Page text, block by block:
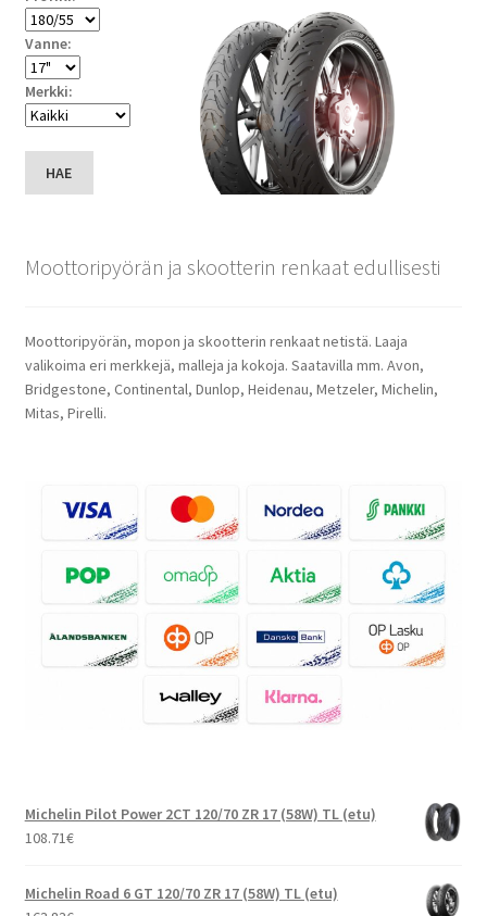
Vanne:
Merkki:
HAE
Moottoripyörän ja skootterin renkaat edullisesti
Moottoripyörän, mopon ja skootterin renkaat netistä. Laaja
valikoima eri merkkejä, malleja ja kokoja. Saatavilla mm. Avon,
Bridgestone, Continental, Dunlop, Heidenau, Metzeler, Michelin,
Mitas, Pirelli.
Michelin Pilot Power 2CT 120/70 ZR 17 (58W) TL (etu)
108.71€
Michelin Road 6 GT 120/70 ZR 17 (58W) TL (etu)